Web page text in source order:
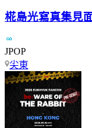
椛島光寫真集見
JPOP
尖東